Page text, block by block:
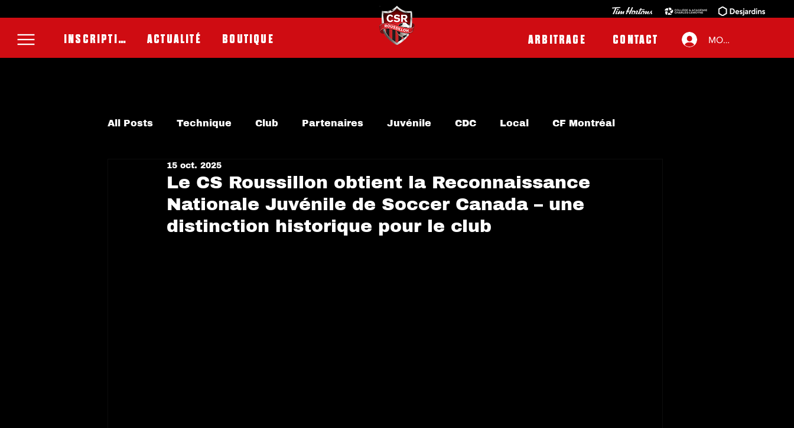
INSCRIPTION ACTUALITÉ BOUTIQUE ARBITRAGE CONTACT MON COMPTE
All Posts Technique Club Partenaires Juvénile CDC Local CF Montréal
Super Ligue Soccer adapté
Soccer féminin
Le CS Roussillon obtient la Reconnaissance
Nationale Juvénile de Soccer Canada – une
distinction historique pour le club
15 oct. 2025